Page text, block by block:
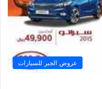
عروض الجبر للسيارات